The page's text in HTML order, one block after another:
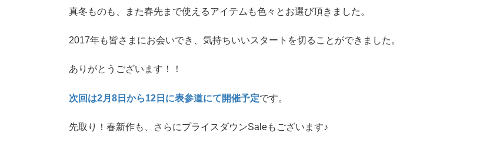
真冬ものも、また春先まで使えるアイテムも色々とお選び頂きました。
2017年も皆さまにお会いでき、気持ちいいスタートを切ることができました。
ありがとうございます！！
次回は2月8日から12日に表参道にて開催予定です。
先取り！春新作も、さらにプライスダウンSaleもございます♪